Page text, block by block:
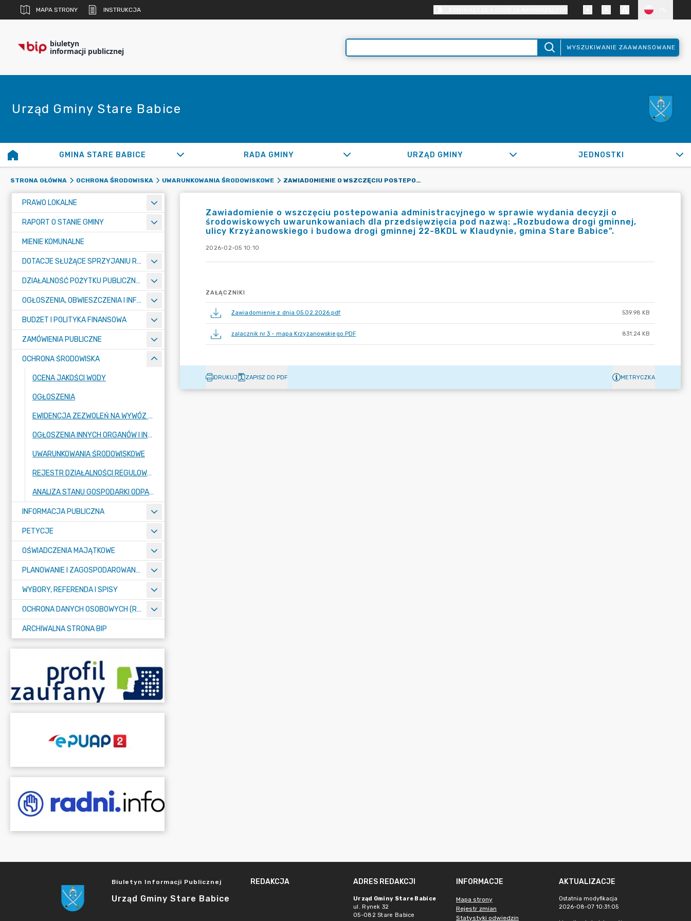
MAPA STRONY INSTRUKCJA
biuletyn
informacji publicznej WYSZUKIWANIE ZAAWANSOWANE
Urząd Gminy Stare Babice
GMINA STARE BABICE RADA GMINY URZĄD GMINY JEDNOSTKI
STRONA GŁÓWNA OCHRONA ŚRODOWISKA UWARUNKOWANIA ŚRODOWISKOWE ZAWIADOMIENIE O WSZCZĘCIU POSTEPOWANIA ADMINISTRACYJNEGO W SPRAWIE WYDANIA DECYZJI O ŚRODOWISKOWYCH UWARUNKOWANIACH DLA PRZEDSIĘWZIĘCIA POD NAZWĄ: „ROZBUDOWA DROGI GMINNEJ, ULICY KRZYŻANOWSKIEGO I BUDOWA DROGI GMINNEJ 22-8KDL W KLAUDYNIE, GMINA STARE BABICE”.
PRAWO LOKALNE
RAPORT O STANIE GMINY
MIENIE KOMUNALNE
DOTACJE SŁUŻĄCE SPRZYJANIU ROZWOJOWI SPORTU
DZIAŁALNOŚĆ POŻYTKU PUBLICZNEGO I POMOC SPOŁECZNA – KONKURSY
OGŁOSZENIA, OBWIESZCZENIA I INFORMACJE
BUDŻET I POLITYKA FINANSOWA
ZAMÓWIENIA PUBLICZNE
OCHRONA ŚRODOWISKA
OCENA JAKOŚCI WODY
OGŁOSZENIA
EWIDENCJA ZEZWOLEŃ NA WYWÓZ NIECZYSTOŚCI PŁYNNYCH NA TERENIE GMINY STARE BABICE
OGŁOSZENIA INNYCH ORGANÓW I INSTYTUCJI
UWARUNKOWANIA ŚRODOWISKOWE
REJESTR DZIAŁALNOŚCI REGULOWANEJ
ANALIZA STANU GOSPODARKI ODPADAMI
INFORMACJA PUBLICZNA
PETYCJE
OŚWIADCZENIA MAJĄTKOWE
PLANOWANIE I ZAGOSPODAROWANIE PRZESTRZENNE
WYBORY, REFERENDA I SPISY
OCHRONA DANYCH OSOBOWYCH (RODO)
ARCHIWALNA STRONA BIP
Zawiadomienie o wszczęciu postepowania administracyjnego w sprawie wydania decyzji o
środowiskowych uwarunkowaniach dla przedsięwzięcia pod nazwą: „Rozbudowa drogi gminnej,
ulicy Krzyżanowskiego i budowa drogi gminnej 22-8KDL w Klaudynie, gmina Stare Babice”.
2026-02-05 10:10
ZAŁĄCZNIKI
Zawiadomienie z dnia 05.02.2026.pdf 539.98 KB
zalacznik nr 3 - mapa Krzyzanowskiego.PDF 831.24 KB
DRUKUJ ZAPISZ DO PDF METRYCZKA
Biuletyn Informacji Publicznej
Urząd Gminy Stare Babice
REDAKCJA ADRES REDAKCJI
Urząd Gminy Stare Babice
ul. Rynek 32
05-082 Stare Babice
INFORMACJE
Mapa strony
Rejestr zmian
Statystyki odwiedzin
AKTUALIZACJE
Ostatnia modyfikacja
2026-08-07 10:31:05